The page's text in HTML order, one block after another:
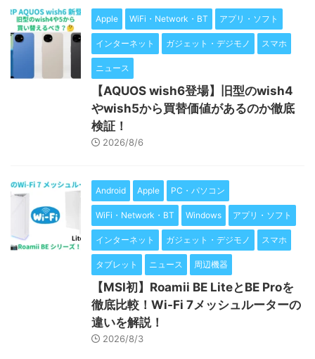
Apple WiFi・Network・BT アプリ・ソフト
インターネット ガジェット・デジモノ スマホ
ニュース
【AQUOS wish6登場】旧型のwish4
やwish5から買替価値があるのか徹底
検証！
2026/8/6
Android Apple PC・パソコン
WiFi・Network・BT Windows アプリ・ソフト
インターネット ガジェット・デジモノ スマホ
タブレット ニュース 周辺機器
【MSI初】Roamii BE LiteとBE Proを
徹底比較！Wi-Fi 7メッシュルーターの
違いを解説！
2026/8/3